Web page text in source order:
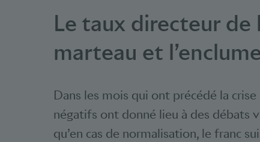
Le taux directeur de
marteau et
Dans les mois qui ont précédé la
négatifs ont donné lieu à des débats
qu’en cas de normalisation, le franc